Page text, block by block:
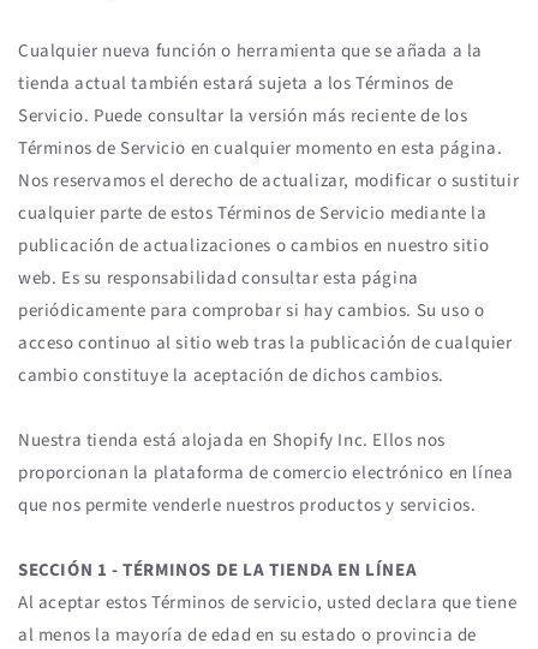
Cualquier nueva función o herramienta que se añada a la
tienda actual también estará sujeta a los Términos de
Servicio. Puede consultar la versión más reciente de los
Términos de Servicio en cualquier momento en esta página.
Nos reservamos el derecho de actualizar, modificar o sustituir
cualquier parte de estos Términos de Servicio mediante la
publicación de actualizaciones o cambios en nuestro sitio
web. Es su responsabilidad consultar esta página
periódicamente para comprobar si hay cambios. Su uso o
acceso continuo al sitio web tras la publicación de cualquier
cambio constituye la aceptación de dichos cambios.
Nuestra tienda está alojada en Shopify Inc. Ellos nos
proporcionan la plataforma de comercio electrónico en línea
que nos permite venderle nuestros productos y servicios.
SECCIÓN 1 - TÉRMINOS DE LA TIENDA EN LÍNEA
Al aceptar estos Términos de servicio, usted declara que tiene
al menos la mayoría de edad en su estado o provincia de